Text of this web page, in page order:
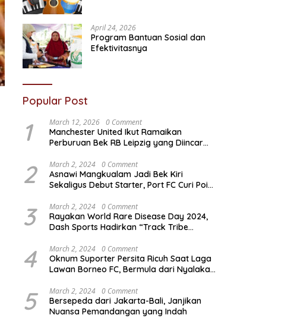
April 24, 2026
Program Bantuan Sosial dan
Efektivitasnya
Popular Post
1 March 12, 2026 0 Comment
Manchester United Ikut Ramaikan
Perburuan Bek RB Leipzig yang Diincar
2 March 2, 2024 0 Comment
Asnawi Mangkualam Jadi Bek Kiri
Sekaligus Debut Starter, Port FC Curi Poin
3 March 2, 2024 0 Comment
Rayakan World Rare Disease Day 2024,
Dash Sports Hadirkan “Track Tribe
4 March 2, 2024 0 Comment
Oknum Suporter Persita Ricuh Saat Laga
Lawan Borneo FC, Bermula dari Nyalakan
5 March 2, 2024 0 Comment
Bersepeda dari Jakarta-Bali, Janjikan
Nuansa Pemandangan yang Indah